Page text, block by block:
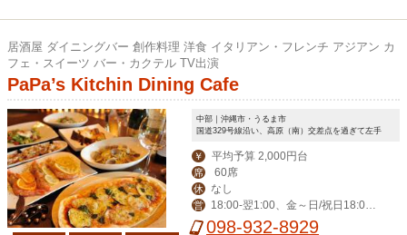
居酒屋 ダイニングバー 創作料理 洋食 イタリアン・フレンチ アジアン カ
フェ・スイーツ バー・カクテル TV出演
PaPa’s Kitchin Dining Cafe
中部｜沖縄市・うるま市
国道329号線沿い、高原（南）交差点を過ぎて左手
￥ 平均予算 2,000円台
席 60席
休 なし
営
18:00‐翌1:00、金～日/祝日18:00-
翌2:00
098-932-8929